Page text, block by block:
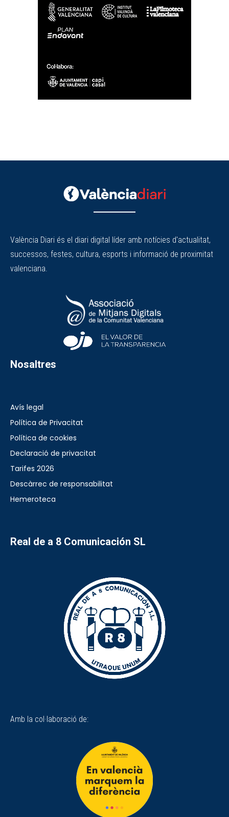
València Diari és el diari digital líder amb notícies d'actualitat,
successos, festes, cultura, esports i informació de proximitat
valenciana.
Nosaltres
Avís legal
Política de Privacitat
Política de cookies
Declaració de privacitat
Tarifes 2026
Descàrrec de responsabilitat
Hemeroteca
Real de a 8 Comunicación SL
Amb la col·laboració de: